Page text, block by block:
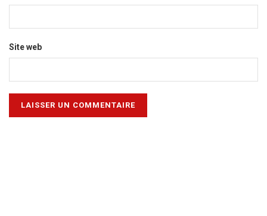
Site web